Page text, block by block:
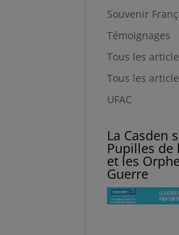
Souvenir
Témoignages
Tous les
Tous les
UFAC
La Casden
Pupilles de
et les
Guerre